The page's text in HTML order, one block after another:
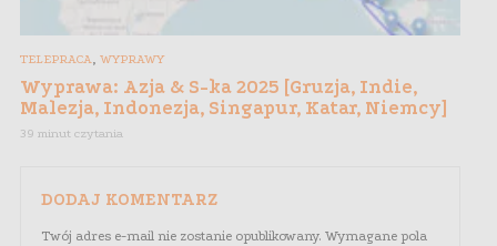
TELEPRACA, WYPRAWY
Wyprawa: Azja & S-ka 2025 [Gruzja, Indie,
Malezja, Indonezja, Singapur, Katar, Niemcy]
39 minut czytania
DODAJ KOMENTARZ
Twój adres e-mail nie zostanie opublikowany. Wymagane pola